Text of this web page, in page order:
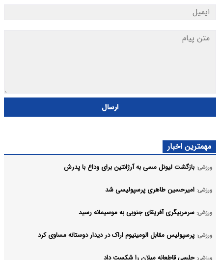
ارسال
مهمترین اخبار
ورزشی: بازگشت لیونل مسی به آرژانتین برای وداع با پدرش
ورزشی: امیرحسین طاهری پرسپولیسی شد
ورزشی: سرمربیگری آفریقای جنوبی به موسیمانه رسید
ورزشی: پرسپولیس مقابل الومینیوم اراک در دیدار دوستانه مساوی کرد
ورزشی: چلسی قاطعانه میلان را شکست داد